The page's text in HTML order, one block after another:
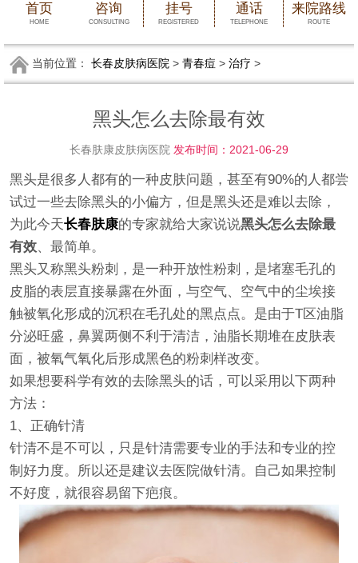
首页
HOME
咨询
CONSULTING
挂号
REGISTERED
通话
TELEPHONE
来院路线
ROUTE
当前位置： 长春皮肤病医院> 青春痘 > 治疗 >
黑头怎么去除最有效
长春肤康皮肤病医院 发布时间：2021-06-29
黑头是很多人都有的一种皮肤问题，甚至有90%的人都尝
试过一些去除黑头的小偏方，但是黑头还是难以去除，
为此今天长春肤康的专家就给大家说说黑头怎么去除最
有效、最简单。
黑头又称黑头粉刺，是一种开放性粉刺，是堵塞毛孔的
皮脂的表层直接暴露在外面，与空气、空气中的尘埃接
触被氧化形成的沉积在毛孔处的黑点点。是由于T区油脂
分泌旺盛，鼻翼两侧不利于清洁，油脂长期堆在皮肤表
面，被氧气氧化后形成黑色的粉刺样改变。
如果想要科学有效的去除黑头的话，可以采用以下两种
方法：
1、正确针清
针清不是不可以，只是针清需要专业的手法和专业的控
制好力度。所以还是建议去医院做针清。自己如果控制
不好度，就很容易留下疤痕。